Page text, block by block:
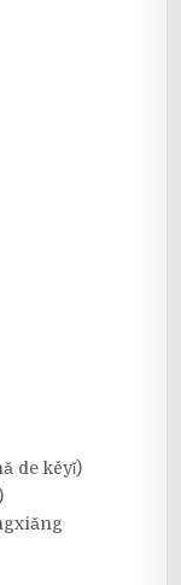
de kěyǐ)